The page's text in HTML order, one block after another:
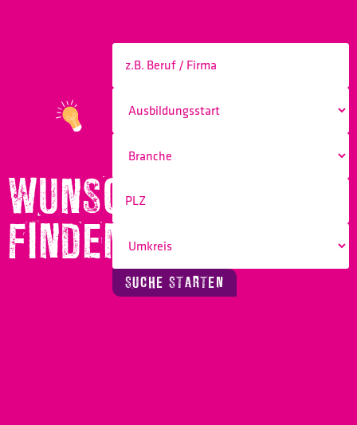
WUNSCHBERUF
FINDEN!
SUCHE STARTEN